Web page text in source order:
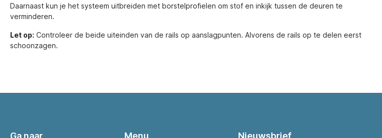
Daarnaast kun je het systeem uitbreiden met borstelprofielen om stof en inkijk tussen de deuren te
verminderen.
Let op: Controleer de beide uiteinden van de rails op aanslagpunten. Alvorens de rails op te delen eerst
schoonzagen.
Nieuwsbrief
Ga naar Menu